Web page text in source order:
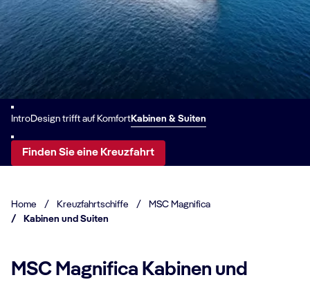
IntroDesign trifft auf KomfortKabinen & Suiten
Finden Sie eine Kreuzfahrt
Home / Kreuzfahrtschiffe /
MSC Magnifica
/
Kabinen und Suiten
MSC Magnifica Kabinen und